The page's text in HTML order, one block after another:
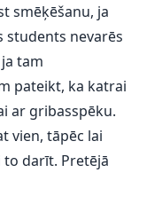
smēķēšanu, ja
students nevarēs
tam
pateikt, ka katrai
ar gribasspēku.
vien, tāpēc lai
darīt. Pretējā